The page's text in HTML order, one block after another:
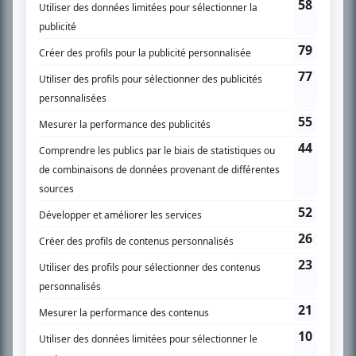
SUR LE RÉSEAU BIZZ MÉDIA
PLAN DU SITE
Accueil
Liste des oeuvres
Recherche avancée
À propos
Nous contacter
Termes et conditions
Politique de confidentialité
Gestion du consentement